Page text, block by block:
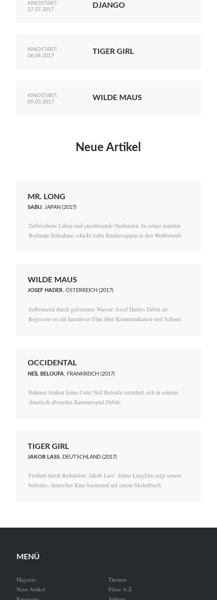
KINOSTART:
27.07.2017
DJANGO
KINOSTART:
06.04.2017
TIGER GIRL
KINOSTART:
09.03.2017
WILDE MAUS
Neue Artikel
MR. LONG
SABU , JAPAN (2017)
Zerbrochene Leben und einstürzende Neubauten: In seiner neunten
Berlinale-Teilnahme schickt Sabu Rindersuppen in den Wettbewerb.
WILDE MAUS
JOSEF HADER , ÖSTERREICH (2017)
Selbstmord durch gefrorenes Wasser: Josef Haders Debüt als
Regisseur ist ein harmloser Film über Kommunikation und Schnee.
OCCIDENTAL
NEÏL BELOUFA , FRANKREICH (2017)
Italiener trinken keine Cola! Neïl Beloufa verzettelt sich in seinem
chaotisch-absurden Kammerspiel-Debüt.
TIGER GIRL
JAKOB LASS , DEUTSCHLAND (2017)
Freiheit durch Reduktion: Jakob Lass’ dritter Langfilm zeigt erneut
befreites, deutsches Kino basierend auf einem Skelettbuch.
MENÜ
Magazin
Neue Artikel
Themen
Filme A-Z